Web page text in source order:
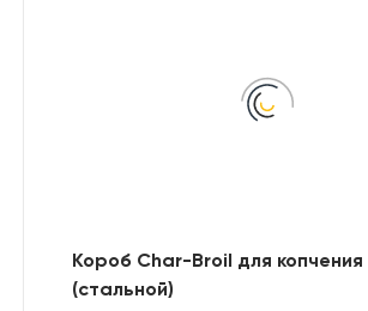
Короб Char-Broil для копчения
(стальной)